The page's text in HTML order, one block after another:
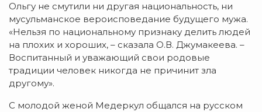
Ольгу не смутили ни другая национальность, ни
мусульманское вероисповедание будущего мужа.
«Нельзя по национальному признаку делить людей
на плохих и хороших, – сказала О.В. Джумакеева. –
Воспитанный и уважающий свои родовые
традиции человек никогда не причинит зла
другому».
С молодой женой Медеркул общался на русском